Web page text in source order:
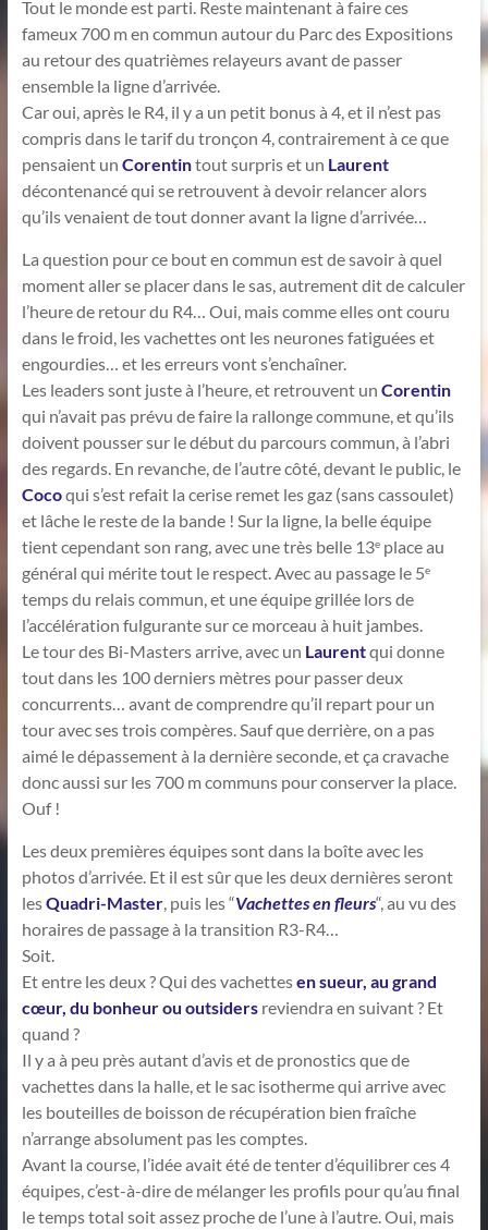
Tout le monde est parti. Reste maintenant à faire ces
fameux 700 m en commun autour du Parc des Expositions
au retour des quatrièmes relayeurs avant de passer
ensemble la ligne d’arrivée.
Car oui, après le R4, il y a un petit bonus à 4, et il n’est pas
compris dans le tarif du tronçon 4, contrairement à ce que
pensaient un Corentintout surpris et un Laurent
décontenancé qui se retrouvent à devoir relancer alors
qu’ils venaient de tout donner avant la ligne d’arrivée…
La question pour ce bout en commun est de savoir à quel
moment aller se placer dans le sas, autrement dit de calculer
l’heure de retour du R4… Oui, mais comme elles ont couru
dans le froid, les vachettes ont les neurones fatiguées et
engourdies… et les erreurs vont s’enchaîner.
Les leaders sont juste à l’heure, et retrouvent un Corentin
qui n’avait pas prévu de faire la rallonge commune, et qu’ils
doivent pousser sur le début du parcours commun, à l’abri
des regards. En revanche, de l’autre côté, devant le public, le
Cocoqui s’est refait la cerise remet les gaz (sans cassoulet)
et lâche le reste de la bande ! Sur la ligne, la belle équipe
tient cependant son rang, avec une très belle 13eplace au
général qui mérite tout le respect. Avec au passage le 5e
temps du relais commun, et une équipe grillée lors de
l’accélération fulgurante sur ce morceau à huit jambes.
Le tour des Bi-Masters arrive, avec un Laurentqui donne
tout dans les 100 derniers mètres pour passer deux
concurrents… avant de comprendre qu’il repart pour un
tour avec ses trois compères. Sauf que derrière, on a pas
aimé le dépassement à la dernière seconde, et ça cravache
donc aussi sur les 700 m communs pour conserver la place.
Ouf !
Les deux premières équipes sont dans la boîte avec les
photos d’arrivée. Et il est sûr que les deux dernières seront
lesQuadri-Master, puis les “Vachettes en fleurs“, au vu des
horaires de passage à la transition R3-R4…
Soit.
Et entre les deux ? Qui des vachettesen sueur, au grand
cœur, du bonheur ou outsidersreviendra en suivant ? Et
quand ?
Il y a à peu près autant d’avis et de pronostics que de
vachettes dans la halle, et le sac isotherme qui arrive avec
les bouteilles de boisson de récupération bien fraîche
n’arrange absolument pas les comptes.
Avant la course, l’idée avait été de tenter d’équilibrer ces 4
équipes, c’est-à-dire de mélanger les profils pour qu’au final
le temps total soit assez proche de l’une à l’autre. Oui, mais